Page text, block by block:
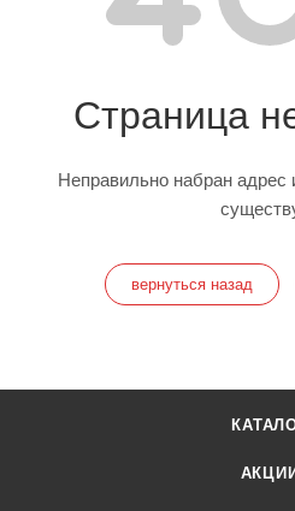
Страница
Неправильно набран адрес
вернуться назад
АКЦИИ